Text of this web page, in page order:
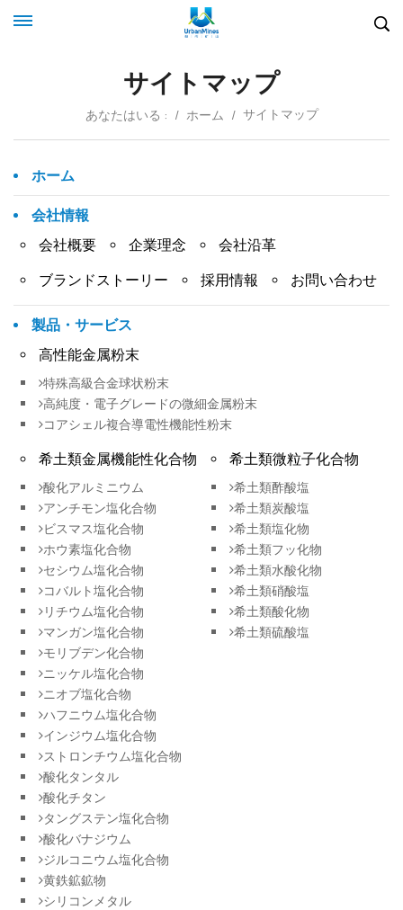
サイトマップ
あなたはいる : / ホーム / サイトマップ
ホーム
会社情報
会社概要
企業理念
会社沿革
ブランドストーリー
採用情報 お問い合わせ
製品・サービス
高性能金属粉末
特殊高級合金球状粉末
高純度・電子グレードの微細金属粉末
コアシェル複合導電性機能性粉末
希土類金属機能性化合物
酸化アルミニウム
アンチモン塩化合物
ビスマス塩化合物
ホウ素塩化合物
セシウム塩化合物
コバルト塩化合物
リチウム塩化合物
マンガン塩化合物
モリブデン化合物
ニッケル塩化合物
ニオブ塩化合物
ハフニウム塩化合物
インジウム塩化合物
ストロンチウム塩化合物
酸化タンタル
酸化チタン
タングステン塩化合物
酸化バナジウム
ジルコニウム塩化合物
黄鉄鉱鉱物
シリコンメタル
希土類微粒子化合物
希土類酢酸塩
希土類炭酸塩
希土類塩化物
希土類フッ化物
希土類水酸化物
希土類硝酸塩
希土類酸化物
希土類硫酸塩